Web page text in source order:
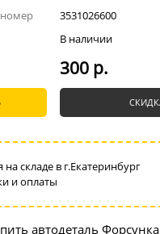
3531026600
В наличии
300 р.
на складе в г.Екатеринбург
и оплаты
автодеталь